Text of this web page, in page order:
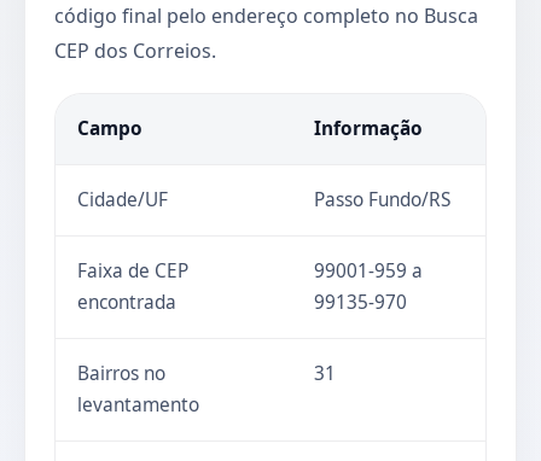
código final pelo endereço completo no Busca
CEP dos Correios.
Campo Informação
Cidade/UF Passo Fundo/RS
Faixa de CEP
encontrada
99001-959 a
99135-970
Bairros no
levantamento
31